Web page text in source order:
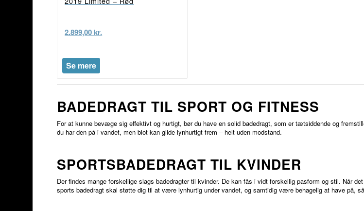
2.899,00 kr.
Se mere
BADEDRAGT TIL SPORT OG FITNESS
For at kunne bevæge sig effektivt og hurtigt, bør du have en solid badedragt, som er tætsiddende og
du har den på i vandet, men blot kan glide lynhurtigt frem – helt uden modstand.
SPORTSBADEDRAGT TIL KVINDER
Der findes mange forskellige slags badedragter til kvinder. De kan fås i vidt forskellig pasform og stil. Når
sports badedragt skal støtte dig til at være lynhurtig under vandet, og samtidig være behagelig at have på,